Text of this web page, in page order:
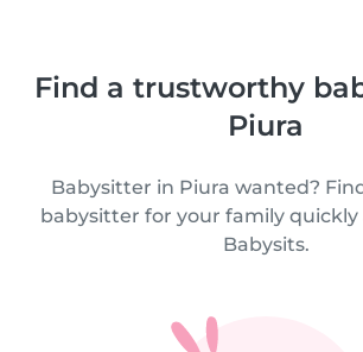
Find a trustworthy
Piura
Babysitter in Piura wanted?
babysitter for your family quickly
Babysits.